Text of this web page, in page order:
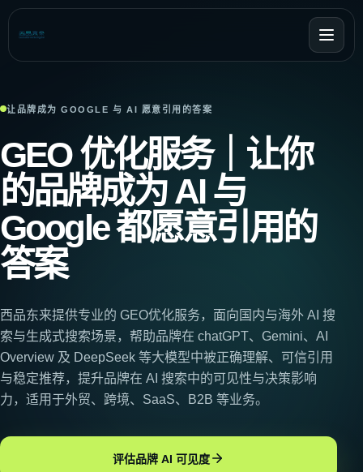
让品牌成为 GOOGLE 与 AI 愿意引用的答案
GEO 优化服务｜让你
的品牌成为 AI 与
Google 都愿意引用的
答案
西品东来提供专业的 GEO优化服务，面向国内与海外 AI 搜
索与生成式搜索场景，帮助品牌在 chatGPT、Gemini、AI
Overview 及 DeepSeek 等大模型中被正确理解、可信引用
与稳定推荐，提升品牌在 AI 搜索中的可见性与决策影响
力，适用于外贸、跨境、SaaS、B2B 等业务。
评估品牌 AI 可见度